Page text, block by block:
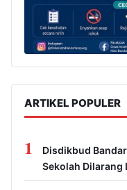
ARTIKEL POPULER
1
Disdikbud
Sekolah Dilarang